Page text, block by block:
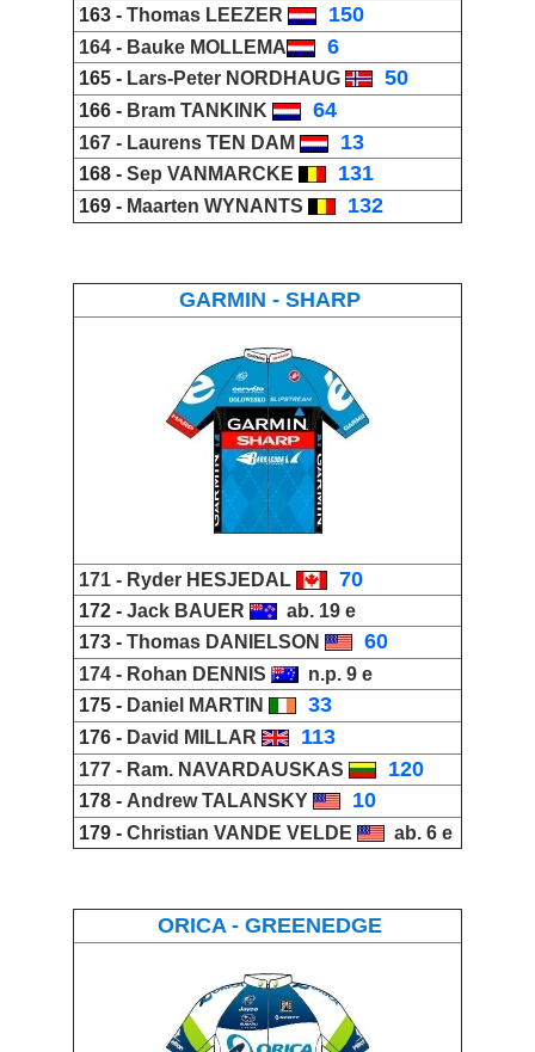
163 - Thomas LEEZER 150
164 - Bauke MOLLEMA 6
165 - Lars-Peter NORDHAUG 50
166 - Bram TANKINK 64
167 - Laurens TEN DAM 13
168 - Sep VANMARCKE 131
169 - Maarten WYNANTS 132
GARMIN - SHARP
171 - Ryder HESJEDAL 70
172 - Jack BAUER
ab. 19 e
173 - Thomas DANIELSON 60
174 - Rohan DENNIS
n.p. 9 e
175 - Daniel MARTIN 33
176 - David MILLAR 113
177 - Ram. NAVARDAUSKAS 120
178 - Andrew TALANSKY 10
179 - Christian VANDE VELDE ab. 6 e
ORICA - GREENEDGE